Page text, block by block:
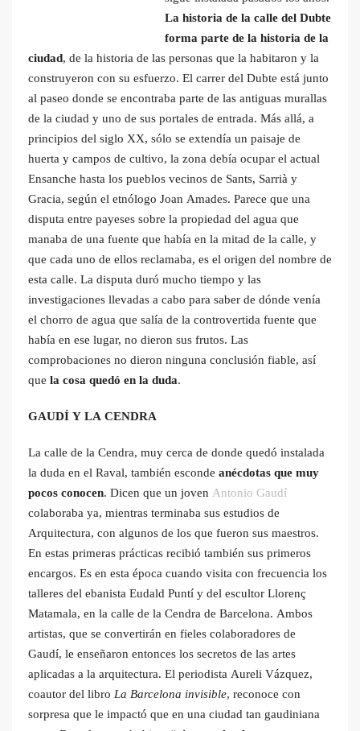
La historia de la calle del Dubte
forma parte de la historia de la
ciudad, de la historia de las personas que la habitaron y la
construyeron con su esfuerzo. El carrer del Dubte está junto
al paseo donde se encontraba parte de las antiguas murallas
de la ciudad y uno de sus portales de entrada. Más allá, a
principios del siglo XX, sólo se extendía un paisaje de
huerta y campos de cultivo, la zona debía ocupar el actual
Ensanche hasta los pueblos vecinos de Sants, Sarrià y
Gracia, según el etnólogo Joan Amades. Parece que una
disputa entre payeses sobre la propiedad del agua que
manaba de una fuente que había en la mitad de la calle, y
que cada uno de ellos reclamaba, es el origen del nombre de
esta calle. La disputa duró mucho tiempo y las
investigaciones llevadas a cabo para saber de dónde venía
el chorro de agua que salía de la controvertida fuente que
había en ese lugar, no dieron sus frutos. Las
comprobaciones no dieron ninguna conclusión fiable, así
que la cosa quedó en la duda.
GAUDÍ Y LA CENDRA
La calle de la Cendra, muy cerca de donde quedó instalada
la duda en el Raval, también esconde anécdotas que muy
pocos conocen. Dicen que un joven Antonio Gaudí
colaboraba ya, mientras terminaba sus estudios de
Arquitectura, con algunos de los que fueron sus maestros.
En estas primeras prácticas recibió también sus primeros
encargos. Es en esta época cuando visita con frecuencia los
talleres del ebanista Eudald Puntí y del escultor Llorenç
Matamala, en la calle de la Cendra de Barcelona. Ambos
artistas, que se convertirán en fieles colaboradores de
Gaudí, le enseñaron entonces los secretos de las artes
aplicadas a la arquitectura. El periodista Aureli Vázquez,
coautor del libro La Barcelona invisible, reconoce con
sorpresa que le impactó que en una ciudad tan gaudiniana